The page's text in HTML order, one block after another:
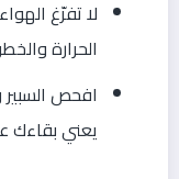
لا تفرّغ
الحرارة
افحص
يعني بقاءك